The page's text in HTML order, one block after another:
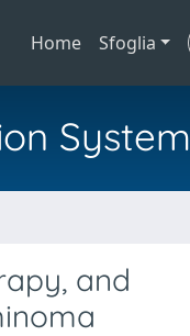
Home Sfoglia
System
and